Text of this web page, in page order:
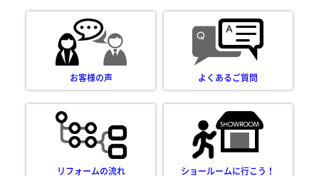
お客様の声 よくあるご質問
リフォームの流れ ショールームに行こう！